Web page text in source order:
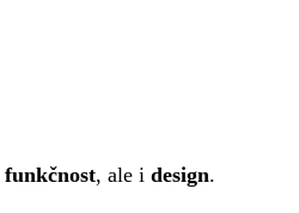
funkčnost, ale i design.